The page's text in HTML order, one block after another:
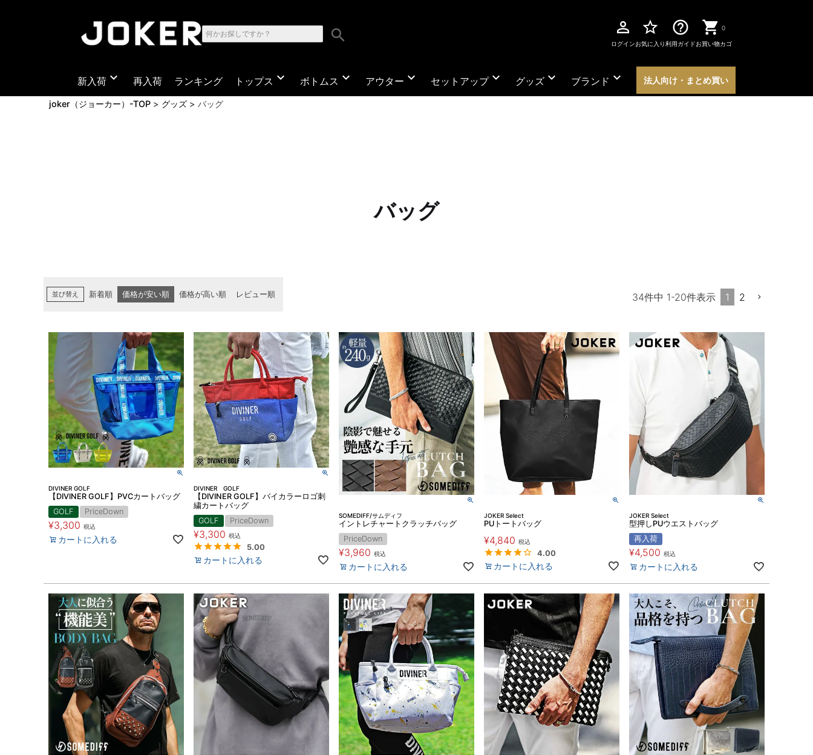
search perm_identity
ログイン
star_border
お気に入り
help_outline
利用ガイド
0
お買い物カゴ
新入荷 expand_more 再入荷 ランキング トップス expand_more ボトムス expand_more アウター expand_more セットアップexpand_more グッズ expand_more ブランド expand_more 法人向け・まとめ買い
joker（ジョーカー）-TOP グッズ バッグ
バッグ
並び替え 新着順 価格が安い順 価格が高い順 レビュー順 34件中 1-20件表示 1 2
DIVINER GOLF
【DIVINER GOLF】PVCカートバッグ
GOLF
PriceDown
¥3,300 税込
カートに入れる
DIVINER GOLF
【DIVINER GOLF】バイカラーロゴ刺
繍カートバッグ
GOLF
PriceDown
¥3,300 税込
5.00
カートに入れる
SOMEDIFF/サムディフ
イントレチャートクラッチバッグ
PriceDown
¥3,960 税込
カートに入れる
JOKER Select
PUトートバッグ
¥4,840 税込
4.00
カートに入れる
JOKER Select
型押しPUウエストバッグ
再入荷
¥4,500 税込
カートに入れる